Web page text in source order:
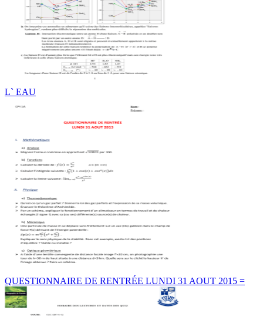
L` EAU
QUESTIONNAIRE DE RENTRÉE LUNDI 31 AOUT 2015 =